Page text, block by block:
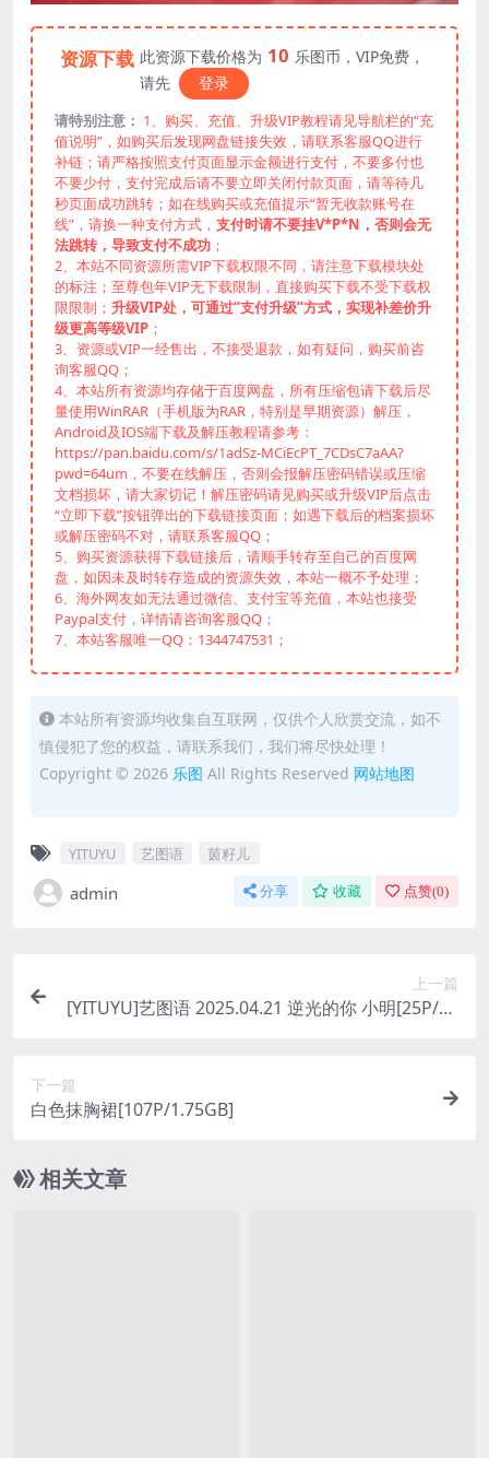
资源下载 此资源下载价格为 10 乐图币，VIP免费，
请先
登录
请特别注意： 1、购买、充值、升级VIP教程请见导航栏的“充
值说明”，如购买后发现网盘链接失效，请联系客服QQ进行
补链；请严格按照支付页面显示金额进行支付，不要多付也
不要少付，支付完成后请不要立即关闭付款页面，请等待几
秒页面成功跳转；如在线购买或充值提示“暂无收款账号在
线”，请换一种支付方式， 支付时请不要挂V*P*N，否则会无
法跳转，导致支付不成功 ；
2、本站不同资源所需VIP下载权限不同，请注意下载模块处
的标注；至尊包年VIP无下载限制，直接购买下载不受下载权
限限制； 升级VIP处，可通过“支付升级”方式，实现补差价升
级更高等级VIP ；
3、资源或VIP一经售出，不接受退款，如有疑问，购买前咨
询客服QQ；
4、本站所有资源均存储于百度网盘，所有压缩包请下载后尽
量使用WinRAR（手机版为RAR，特别是早期资源）解压，
Android及IOS端下载及解压教程请参考：
https://pan.baidu.com/s/1adSz-MCiEcPT_7CDsC7aAA?
pwd=64um，不要在线解压，否则会报解压密码错误或压缩
文档损坏，请大家切记！解压密码请见购买或升级VIP后点击
“立即下载”按钮弹出的下载链接页面；如遇下载后的档案损坏
或解压密码不对，请联系客服QQ；
5、购买资源获得下载链接后，请顺手转存至自己的百度网
盘，如因未及时转存造成的资源失效，本站一概不予处理；
6、海外网友如无法通过微信、支付宝等充值，本站也接受
Paypal支付，详情请咨询客服QQ；
7、本站客服唯一QQ：1344747531；
本站所有资源均收集自互联网，仅供个人欣赏交流，如不
慎侵犯了您的权益，请联系我们，我们将尽快处理！
Copyright © 2026 乐图 All Rights Reserved 网站地图
YITUYU 艺图语 茵籽儿
admin 分享 收藏 点赞(0)
上一篇
[YITUYU]艺图语 2025.04.21 逆光的你 小明[25P/17
下一篇
白色抹胸裙[107P/1.75GB]
相关文章